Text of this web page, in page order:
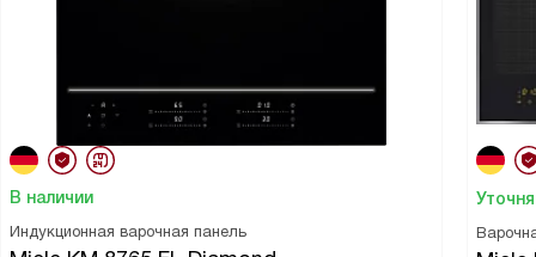
В наличии
Индукционная варочная панель